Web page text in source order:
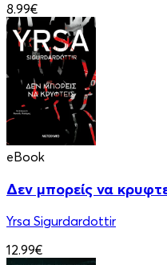
8.99€
eBook
Δεν μπορείς να
Yrsa Sigurdardottir
12.99€